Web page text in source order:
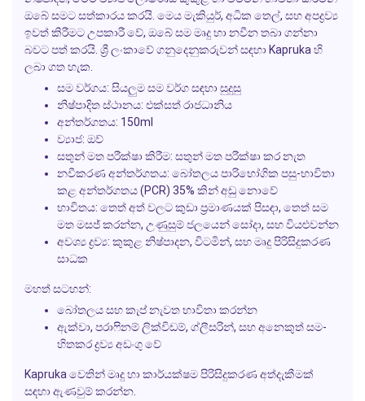
ඔබේ සමට සත්කාරය කරයි. මෙය මැකියුර්, අධික තෙල්, සහ අපද්‍රව්‍ය
ඉවත් කිරීමට උපකාරී වේ, ඔබේ සම මෘදු හා නවීන තබා ගන්නා
බවට පත් කරයි. ශ්‍රී ලංකාවේ ගනුදෙනුකරුවන් සඳහා Kapruka හි
ලබා ගත හැක.
සම වර්ගය: සියලුම සම වර්ග සඳහා සුදුසු
නිෂ්පාදිත ස්ථානය: එක්සත් රාජධානිය
අන්තර්ගතය: 150ml
ව්‍යාජ: ඔව්
සතුන් මත පරීක්ෂා කිරීම: සතුන් මත පරීක්ෂා කර නැත
නවීකරණ අන්තර්ගතය: බෝතලය පාරිභෝගික පසු-භාවිතා
කළ අන්තර්ගතය (PCR) 35% කින් අඩු නොවේ
භාවිතය: තෙත් අත් වලට කුඩා ප්‍රමාණයක් පිසඳා, තෙත් සම
මත මසජ් කරන්න, උණුසුම් ජලයෙන් සෝදා, සහ වියළුවන්න
අවශ්‍ය ද්‍රව්‍ය: කුකුළ නිෂ්පාදන, විටමින්, සහ මෘදු පිරිසිදුකරණ
සාධක
මහත් සටහන්:
බෝතලය සහ කැප් නැවත භාවිතා කරන්න
ඇක්වා, පරාෆිනම් ලික්විඩම්, ග්ලීසරින්, සහ අනෙකුත් සම-
හිතකර ද්‍රව්‍ය අඩංගු වේ
Kapruka වෙතින් මෘදු හා කාර්යක්ෂම පිරිසිදුකරණ අත්දැකීමක්
සඳහා ඇණවුම් කරන්න.